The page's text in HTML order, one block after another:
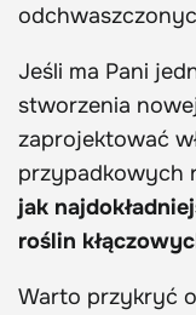
Jeśli ma Pani
stworzenia
zaprojektować
przypadkowych
jak
roślin
Warto przykryć